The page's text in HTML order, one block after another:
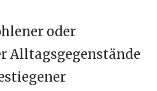
oder
Alltagsgegenstände